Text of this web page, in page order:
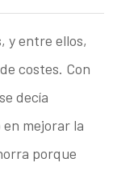
y entre ellos,
costes. Con
decía
mejorar la
porque